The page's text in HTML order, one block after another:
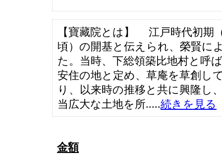
【寶藏院とは】 江戸時代初期
頃）の開基と伝えられ、榮賢に
た。当時、下総領築比地村と呼
安住の地と定め、草庵を草創し
り、以来時の推移と共に興隆し
当広大な土地を所.....続きを見る
金額